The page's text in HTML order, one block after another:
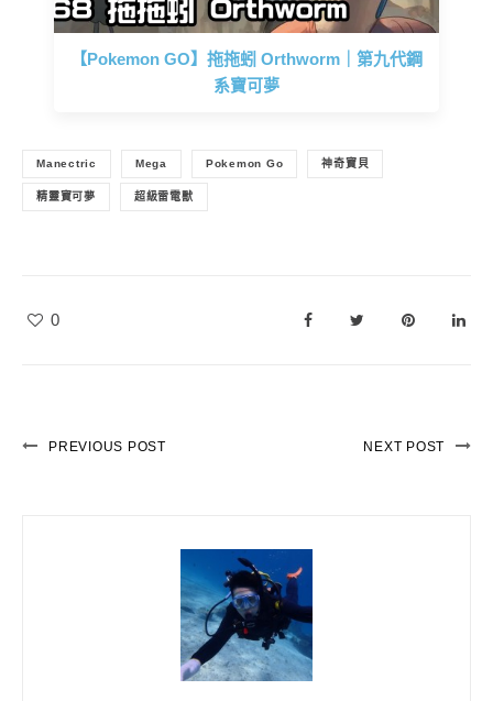
【Pokemon GO】拖拖蚓 Orthworm｜第九代鋼
系寶可夢
Manectric Mega Pokemon Go 神奇寶貝
精靈寶可夢 超級雷電獸
0
PREVIOUS POST NEXT POST